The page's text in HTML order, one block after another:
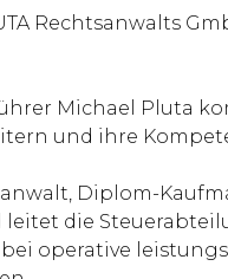
Rechtsanwalts
Michael Pluta
und ihre
Diplom-
die
operative